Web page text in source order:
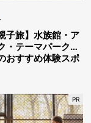
子旅】水族館・ア
・テーマパーク…
おすすめ体験スポ